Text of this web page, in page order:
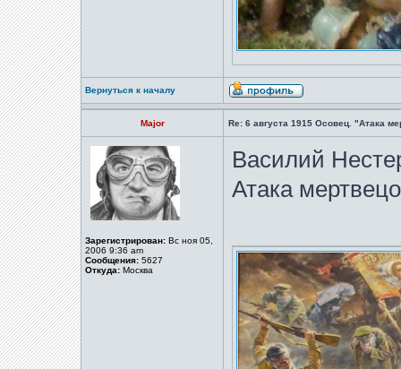
Вернуться к началу
Major Re: 6 августа 1915 Осовец. "Атака
Зарегистрирован: Вс ноя 05,
2006 9:36 am
Сообщения: 5627
Откуда: Москва
Василий
Атака